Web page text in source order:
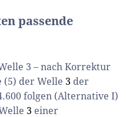
passende
3 – nach Korrektur
(5) der Welle 3 der
folgen (Alternative I)
3 einer